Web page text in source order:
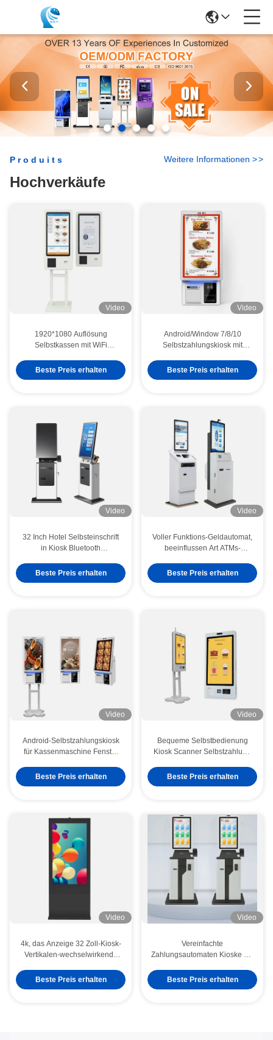
Produits
Hochverkäufe
Weitere Informationen >>
Video
1920*1080 Auflösung
Selbstkassen mit WiFi
Beste Preis erhalten
Video
Android/Window 7/8/10
Selbstzahlungskiosk mit
Benutzeroberfläche für
einfache Zahlungen
Beste Preis erhalten
Video
32 Inch Hotel Selbsteinschrift
in Kiosk Bluetooth
Beste Preis erhalten
Video
Voller Funktions-Geldautomat,
beeinflussen Art ATMs-
Beste Preis erhalten
Video
Android-Selbstzahlungskiosk
für Kassenmaschine Fenster
Beste Preis erhalten
Video
Bequeme Selbstbedienung
Kiosk Scanner Selbstzahlung
Betriebssystem
Beste Preis erhalten
Video
4k, das Anzeige 32 Zoll-Kiosk-
Vertikalen-wechselwirkende
annonciert
Beste Preis erhalten
Video
Vereinfachte
Zahlungsautomaten Kioske mit
Beste Preis erhalten